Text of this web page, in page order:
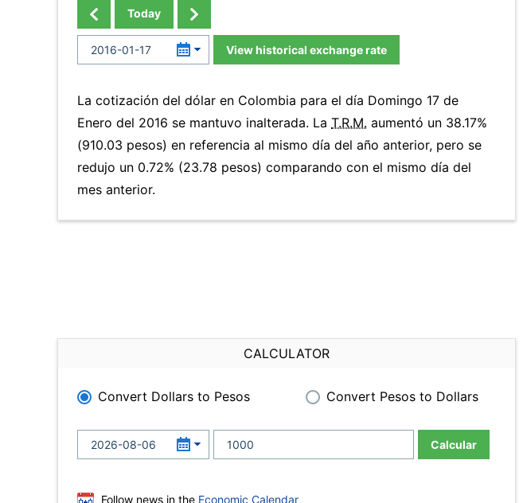
Today
View historical exchange rate
La cotización del dólar en Colombia para el día Domingo 17 de
Enero del 2016 se mantuvo inalterada. La T.R.M. aumentó un 38.17%
(910.03 pesos) en referencia al mismo día del año anterior, pero se
redujo un 0.72% (23.78 pesos) comparando con el mismo día del
mes anterior.
CALCULATOR
Convert Dollars to Pesos Convert Pesos to Dollars
Calcular
Follow news in the Economic Calendar